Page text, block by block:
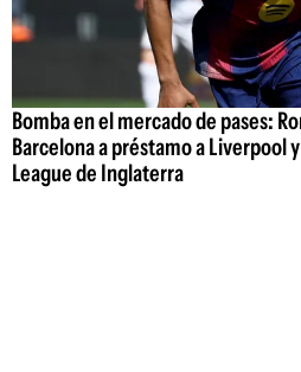
Bomba en el mercado de pases:
Barcelona a préstamo a Liverpool
League de Inglaterra